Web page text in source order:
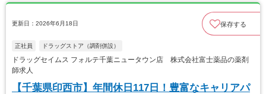
更新日：2026年6月18日 保存する
正社員 ドラッグストア（調剤併設）
ドラッグセイムス フォルテ千葉ニュータウン店 株式会社富士薬品の薬剤
師求人
【千葉県印西市】年間休日117日！豊富なキャリアパ